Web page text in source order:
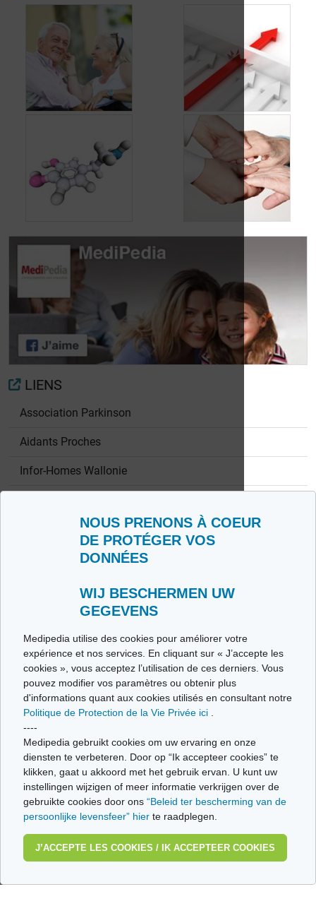
NOUS PRENONS À COEUR
DE PROTÉGER VOS
DONNÉES
WIJ BESCHERMEN UW
GEGEVENS
Medipedia utilise des cookies pour améliorer votre
expérience et nos services. En cliquant sur « J’accepte les
cookies », vous acceptez l’utilisation de ces derniers. Vous
pouvez modifier vos paramètres ou obtenir plus
d'informations quant aux cookies utilisés en consultant notre
Politique de Protection de la Vie Privée ici
----
Medipedia gebruikt cookies om uw ervaring en onze
diensten te verbeteren. Door op “Ik accepteer cookies” te
klikken, gaat u akkoord met het gebruik ervan. U kunt uw
instellingen wijzigen of meer informatie verkrijgen over de
gebruikte cookies door ons “Beleid ter bescherming van de
persoonlijke levensfeer” hier te raadplegen.
J’ACCEPTE LES COOKIES / IK ACCEPTEER COOKIES
Maladie de
Parkinson: qui est le
plus touché?
Ralentir l'évolution
de la maladie de
Parkinson
traiter la maladie de
Parkinson
anticholinergiques
pour traiter la
maladie de
Parkinson
LIENS
Association Parkinson
Aidants Proches
Infor-Homes Wallonie
Stop Parkinson
Qui sommes nous ?
Politique de Protection de la Vie privée
Glossaire
Medipedia FR
Medipedia NL
Contactez-nous
Ce site respecte les principes de la charte HON Code.
© Vivio sa, 2014-2026 - Tous droits réservés | Avenue Gustave Demeylaan 57 -
1160 Brussels